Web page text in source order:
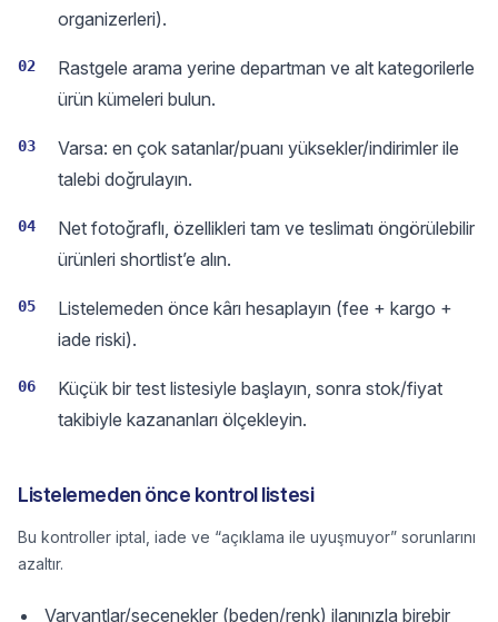
organizerleri).
02
Rastgele arama yerine departman ve alt kategorilerle
ürün kümeleri bulun.
03
Varsa: en çok satanlar/puanı yüksekler/indirimler ile
talebi doğrulayın.
04
Net fotoğraflı, özellikleri tam ve teslimatı öngörülebilir
ürünleri shortlist’e alın.
05
Listelemeden önce kârı hesaplayın (fee + kargo +
iade riski).
06
Küçük bir test listesiyle başlayın, sonra stok/fiyat
takibiyle kazananları ölçekleyin.
Listelemeden önce kontrol listesi
Bu kontroller iptal, iade ve “açıklama ile uyuşmuyor” sorunlarını
azaltır.
Varyantlar/seçenekler (beden/renk) ilanınızla birebir